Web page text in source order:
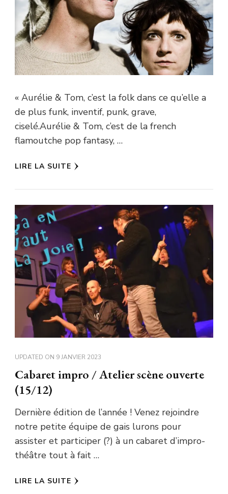
« Aurélie & Tom, c’est la folk dans ce qu’elle a
de plus funk, inventif, punk, grave,
ciselé.Aurélie & Tom, c’est de la french
flamoutche pop fantasy, …
LIRE LA SUITE
UPDATED ON 9 JANVIER 2023
Cabaret impro / Atelier scène ouverte
(15/12)
Dernière édition de l’année ! Venez rejoindre
notre petite équipe de gais lurons pour
assister et participer (?) à un cabaret d’impro-
théâtre tout à fait …
LIRE LA SUITE